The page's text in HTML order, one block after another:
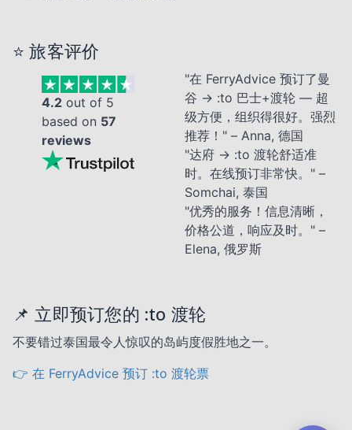
⭐ 旅客评价
4.2 out of 5
based on 57
reviews
"在 FerryAdvice 预订了曼
谷 → :to 巴士+渡轮 — 超
级方便，组织得很好。强烈
推荐！" – Anna, 德国
"达府 → :to 渡轮舒适准
时。在线预订非常快。" –
Somchai, 泰国
"优秀的服务！信息清晰，
价格公道，响应及时。" –
Elena, 俄罗斯
📌 立即预订您的 :to 渡轮
不要错过泰国最令人惊叹的岛屿度假胜地之一。
👉 在 FerryAdvice 预订 :to 渡轮票